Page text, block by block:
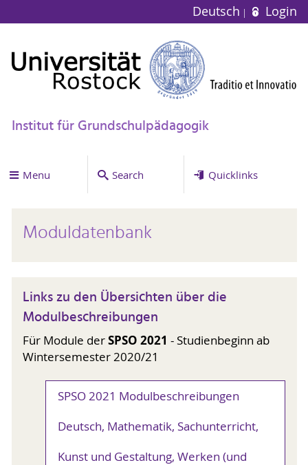
Deutsch Login
Institut für Grundschulpädagogik
Menu Search Quicklinks
Moduldatenbank
Links zu den Übersichten über die
Modulbeschreibungen
Für Module derSPSO 2021 - Studienbeginn ab
Wintersemester 2020/21
SPSO 2021 Modulbeschreibungen
Deutsch, Mathematik, Sachunterricht,
Kunst und Gestaltung, Werken (und